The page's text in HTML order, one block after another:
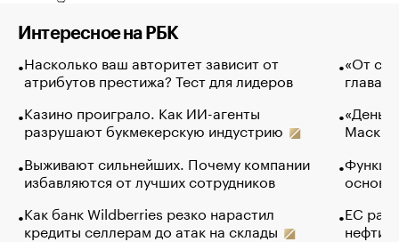
Интересное на РБК
Насколько ваш авторитет зависит от
атрибутов престижа? Тест для лидеров
Казино проиграло. Как ИИ-агенты
разрушают букмекерскую индустрию
Выживают сильнейших. Почему компании
избавляются от лучших сотрудников
Как банк Wildberries резко нарастил
кредиты селлерам до атак на склады
«От
глава
Маск в
основ
ЕС
нефти